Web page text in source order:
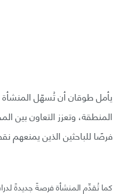
يأمل طوقان أن تُسهّل
المنطقة، وتعزز التعاون بين
فرصًا للباحثين الذين
كما تُقدِّم المنشأة فرصةً جديدةً